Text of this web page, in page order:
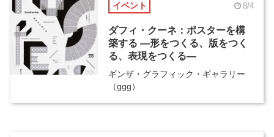
イベント 8/4
ダフィ・クーネ：ポスターを構
築する ―形をつくる、版をつく
る、表現をつくる―
ギンザ・グラフィック・ギャラリー
（ggg）